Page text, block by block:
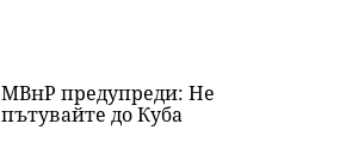
МВнР предупреди: Не
пътувайте до Куба